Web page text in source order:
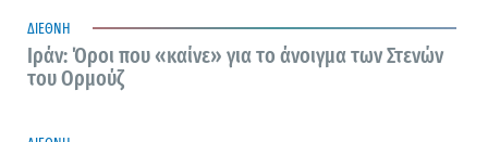
ΔΙΕΘΝΗ
Ιράν: Όροι που «καίνε» για το άνοιγμα των Στενών
του Ορμούζ